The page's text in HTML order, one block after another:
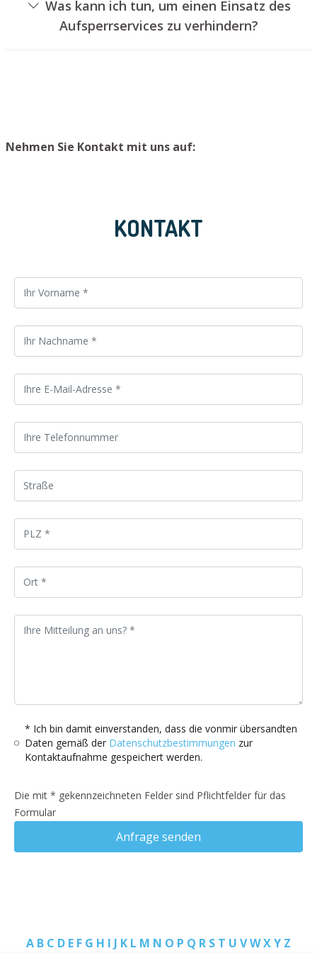
geschehen, ohne das Schloss aufzubohren. Wir bauen
Ihnen jedoch einen neuen Zylinder ein, sodass die Tür
Was kann ich tun, um einen Einsatz des
Aufsperrservices zu verhindern?
Nehmen Sie Kontakt mit uns auf:
KONTAKT
* Ich bin damit einverstanden, dass die vonmir übersandten
Daten gemäß der Datenschutzbestimmungen zur
Kontaktaufnahme gespeichert werden.
Die mit * gekennzeichneten Felder sind Pflichtfelder für das
Formular
Anfrage senden
A B C D E F G H I J K L M N O P Q R S T U VWXY Z